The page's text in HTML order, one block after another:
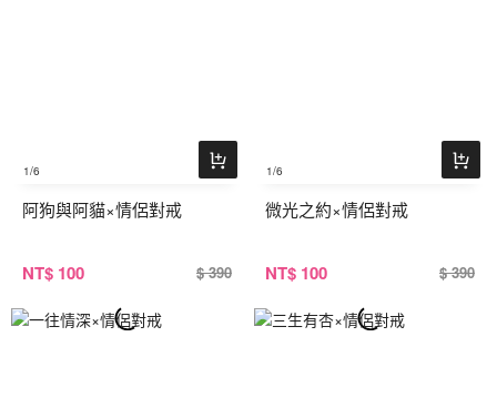
1/6
阿狗與阿貓×情侶對戒
NT$ 100 $ 390
1/6
微光之約×情侶對戒
NT$ 100 $ 390